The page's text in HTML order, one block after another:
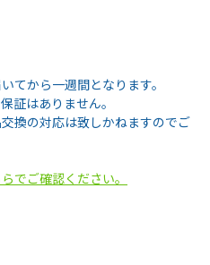
てから一週間となります。
証はありません。
換の対応は致しかねますのでご
でご確認ください。